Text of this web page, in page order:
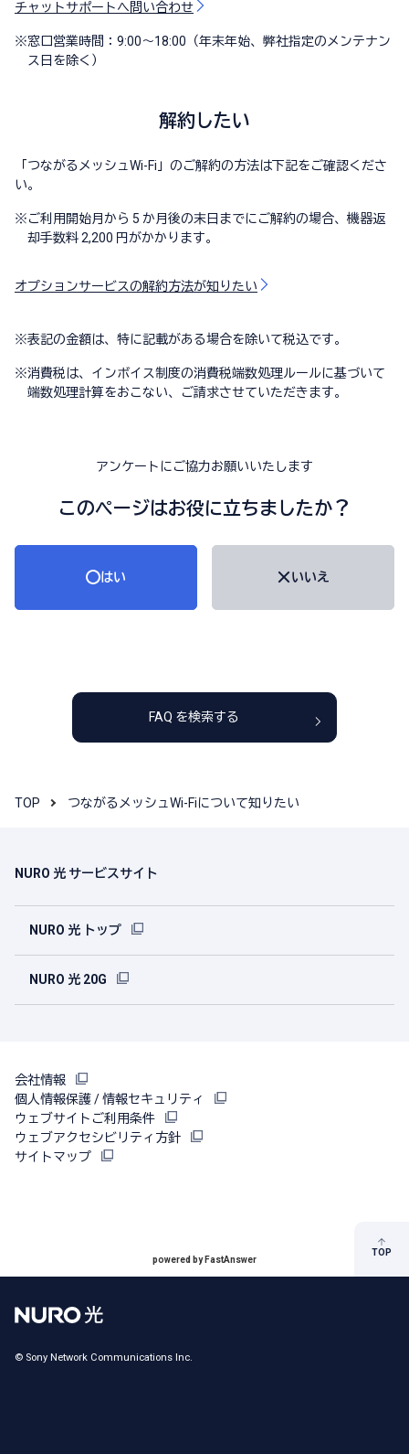
チャットサポートへ問い合わせ
※窓口営業時間：9:00～18:00（年末年始、弊社指定のメンテナン
ス日を除く）
解約したい
「つながるメッシュWi-Fi」のご解約の方法は下記をご確認くださ
い。
※ご利用開始月から 5 か月後の末日までにご解約の場合、機器返
却手数料 2,200 円がかかります。
オプションサービスの解約方法が知りたい
※表記の金額は、特に記載がある場合を除いて税込です。
※消費税は、インボイス制度の消費税端数処理ルールに基づいて
端数処理計算をおこない、ご請求させていただきます。
アンケートにご協力お願いいたします
このページはお役に立ちましたか？
はい いいえ
FAQ を検索する
TOP つながるメッシュWi-Fiについて知りたい
NURO 光 サービスサイト
NURO 光 トップ
NURO 光 20G
会社情報
個人情報保護 / 情報セキュリティ
ウェブサイトご利用条件
ウェブアクセシビリティ方針
サイトマップ
powered by FastAnswer
TOP
© Sony Network Communications Inc.